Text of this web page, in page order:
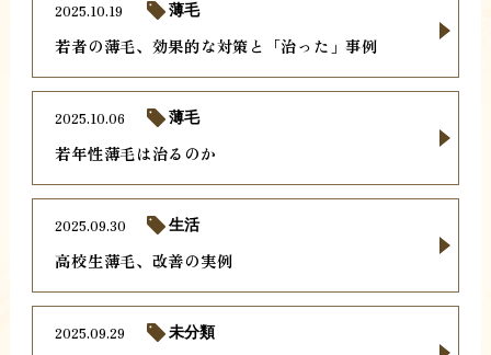
若者の薄毛、効果的な対策と「治った」事例
2025.10.19 薄毛
若年性薄毛は治るのか
2025.10.06 薄毛
高校生薄毛、改善の実例
2025.09.30 生活
2025.09.29 未分類